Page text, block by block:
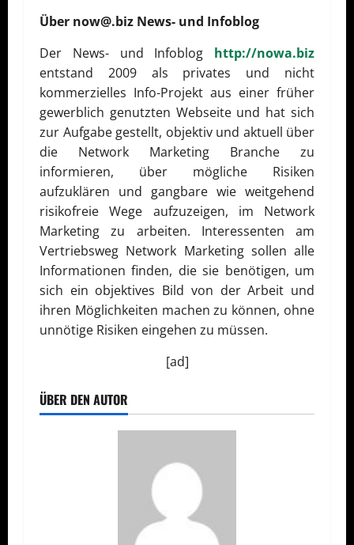
Über now@.biz News- und Infoblog
Der News- und Infoblog http://nowa.biz
entstand 2009 als privates und nicht
kommerzielles Info-Projekt aus einer früher
gewerblich genutzten Webseite und hat sich
zur Aufgabe gestellt, objektiv und aktuell über
die Network Marketing Branche zu
informieren, über mögliche Risiken
aufzuklären und gangbare wie weitgehend
risikofreie Wege aufzuzeigen, im Network
Marketing zu arbeiten. Interessenten am
Vertriebsweg Network Marketing sollen alle
Informationen finden, die sie benötigen, um
sich ein objektives Bild von der Arbeit und
ihren Möglichkeiten machen zu können, ohne
unnötige Risiken eingehen zu müssen.
[ad]
ÜBER DEN AUTOR